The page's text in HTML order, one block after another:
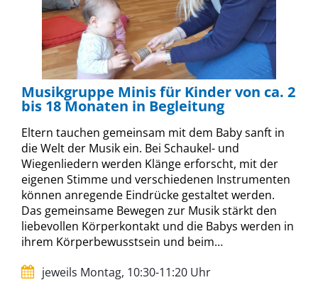
Musikgruppe Minis für Kinder von ca. 2
bis 18 Monaten in Begleitung
Eltern tauchen gemeinsam mit dem Baby sanft in
die Welt der Musik ein. Bei Schaukel- und
Wiegenliedern werden Klänge erforscht, mit der
eigenen Stimme und verschiedenen Instrumenten
können anregende Eindrücke gestaltet werden.
Das gemeinsame Bewegen zur Musik stärkt den
liebevollen Körperkontakt und die Babys werden in
ihrem Körperbewusstsein und beim…
jeweils Montag, 10:30-11:20 Uhr